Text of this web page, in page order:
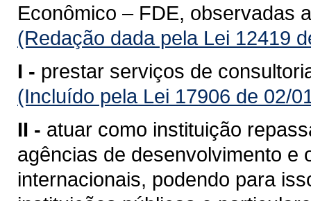
Econômico – FDE, observadas
(Redação dada pela Lei 12419
I - prestar serviços de
(Incluído pela Lei 17906 de 02/
II - atuar como instituição
agências de desenvolvimento e
internacionais, podendo para